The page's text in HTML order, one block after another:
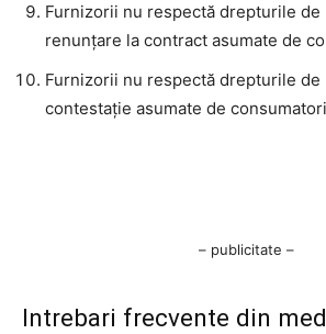
Furnizorii nu respectă drepturile de
renunțare la contract asumate de
Furnizorii nu respectă drepturile de
contestație asumate de
– publicitate –
Intrebari frecvente din